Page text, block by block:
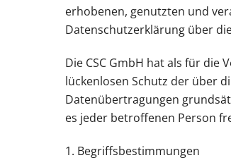
erhobenen, genutzten und
Datenschutzerklärung über
Die CSC GmbH hat als für
lückenlosen Schutz der über
Datenübertragungen
es jeder betroffenen Person
1. Begriffsbestimmungen